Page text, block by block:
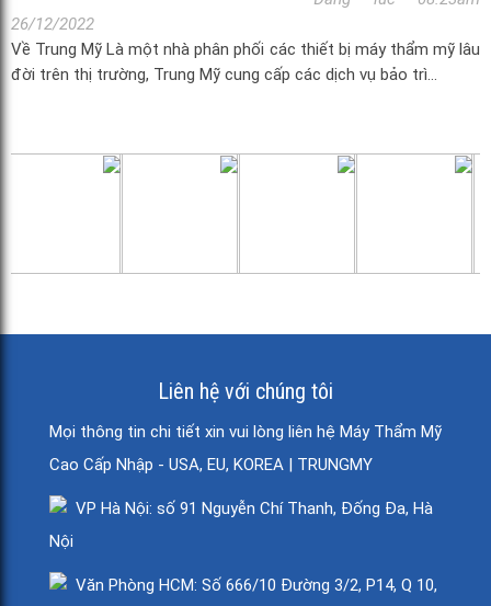
26/12/2022
Về Trung Mỹ Là một nhà phân phối các thiết bị máy thẩm mỹ lâu
đời trên thị trường, Trung Mỹ cung cấp các dịch vụ bảo trì...
Liên hệ với chúng tôi
Mọi thông tin chi tiết xin vui lòng liên hệ Máy Thẩm Mỹ
Cao Cấp Nhập - USA, EU, KOREA | TRUNGMY
VP Hà Nội: số 91 Nguyễn Chí Thanh, Đống Đa, Hà
Nội
Văn Phòng HCM: Số 666/10 Đường 3/2, P14, Q 10,